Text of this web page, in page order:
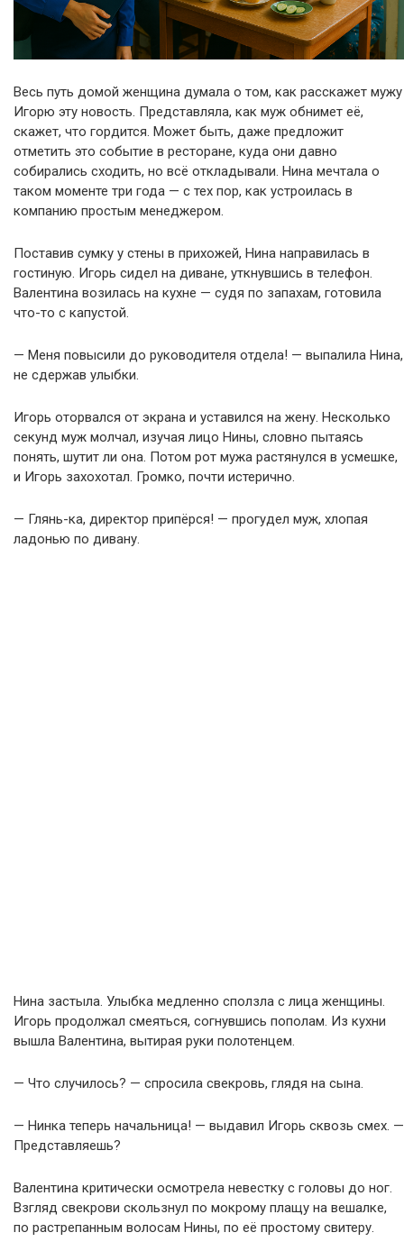
Весь путь домой женщина думала о том, как расскажет мужу
Игорю эту новость. Представляла, как муж обнимет её,
скажет, что гордится. Может быть, даже предложит
отметить это событие в ресторане, куда они давно
собирались сходить, но всё откладывали. Нина мечтала о
таком моменте три года — с тех пор, как устроилась в
компанию простым менеджером.
Поставив сумку у стены в прихожей, Нина направилась в
гостиную. Игорь сидел на диване, уткнувшись в телефон.
Валентина возилась на кухне — судя по запахам, готовила
что-то с капустой.
— Меня повысили до руководителя отдела! — выпалила Нина,
не сдержав улыбки.
Игорь оторвался от экрана и уставился на жену. Несколько
секунд муж молчал, изучая лицо Нины, словно пытаясь
понять, шутит ли она. Потом рот мужа растянулся в усмешке,
и Игорь захохотал. Громко, почти истерично.
— Глянь-ка, директор припёрся! — прогудел муж, хлопая
ладонью по дивану.
Нина застыла. Улыбка медленно сползла с лица женщины.
Игорь продолжал смеяться, согнувшись пополам. Из кухни
вышла Валентина, вытирая руки полотенцем.
— Что случилось? — спросила свекровь, глядя на сына.
— Нинка теперь начальница! — выдавил Игорь сквозь смех. —
Представляешь?
Валентина критически осмотрела невестку с головы до ног.
Взгляд свекрови скользнул по мокрому плащу на вешалке,
по растрепанным волосам Нины, по её простому свитеру.